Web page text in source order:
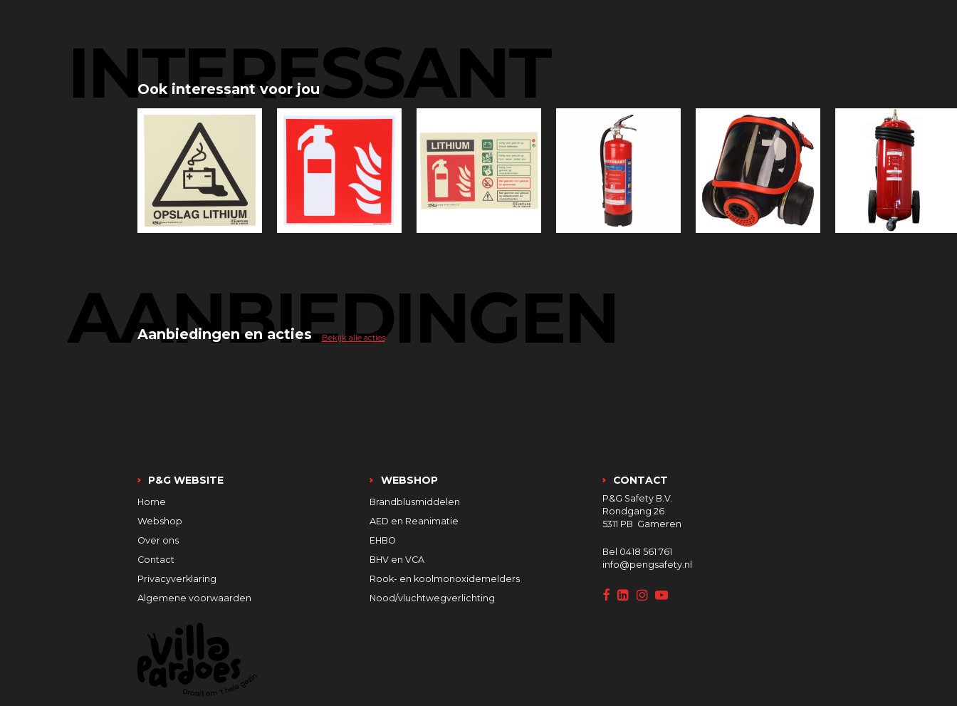
Ook interessant voor jou
INTERESSANT
Aanbiedingen en acties
AANBIEDINGEN
Bekijk alle acties
P&G WEBSITE
Home
Webshop
Over ons
Contact
Privacyverklaring
Algemene voorwaarden
WEBSHOP
Brandblusmiddelen
AED en Reanimatie
EHBO
BHV en VCA
Rook- en koolmonoxidemelders
Nood/vluchtwegverlichting
CONTACT
P&G Safety B.V.
Rondgang 26
5311 PB Gameren
Bel 0418 561 761
info@pengsafety.nl